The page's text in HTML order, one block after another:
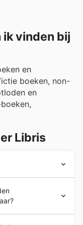
vinden bij
en
boeken, non-
en
Libris
als een
steden,